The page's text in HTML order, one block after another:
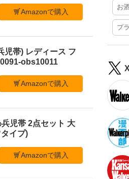
Amazonで購入
児帯) レディース フ
obs10011
Amazonで購入
児帯 2点セット 大
イプ)
Amazonで購入
お
プ